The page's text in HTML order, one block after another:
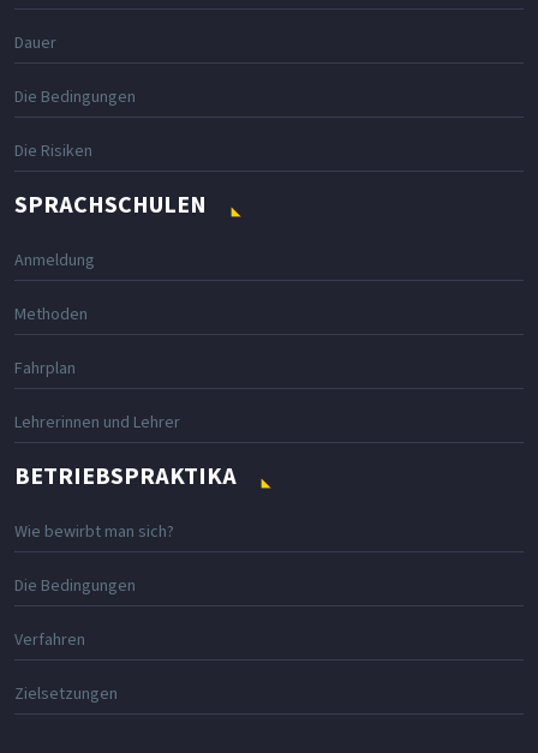
Dauer
Die Bedingungen
Die Risiken
SPRACHSCHULEN
Anmeldung
Methoden
Fahrplan
Lehrerinnen und Lehrer
BETRIEBSPRAKTIKA
Wie bewirbt man sich?
Die Bedingungen
Verfahren
Zielsetzungen